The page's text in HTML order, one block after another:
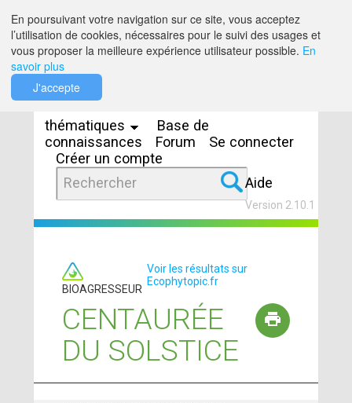
thématiques
Base de
connaissances
Forum
Se connecter
Créer un compte
Aide
Version 2.10.1
BIOAGRESSEUR
Voir les résultats sur
Ecophytopic.fr
CENTAURÉE
DU SOLSTICE
En poursuivant votre navigation sur ce site, vous acceptez
l’utilisation de cookies, nécessaires pour le suivi des usages et
vous proposer la meilleure expérience utilisateur possible. En
savoir plus
J'accepte